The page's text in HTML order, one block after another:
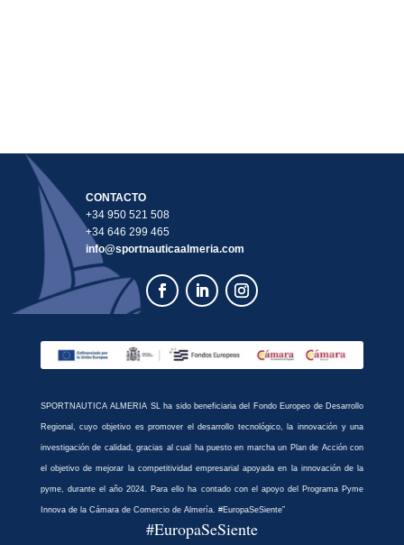
CONTACTO
+34 950 521 508
+34 646 299 465
info@sportnauticaalmeria.com
SPORTNAUTICA ALMERIA SL ha sido beneficiaria del Fondo Europeo de Desarrollo
Regional, cuyo objetivo es promover el desarrollo tecnológico, la innovación y una
investigación de calidad, gracias al cual ha puesto en marcha un Plan de Acción con
el objetivo de mejorar la competitividad empresarial apoyada en la innovación de la
pyme, durante el año 2024. Para ello ha contado con el apoyo del Programa Pyme
Innova de la Cámara de Comercio de Almería. #EuropaSeSiente”
#EuropaSeSiente